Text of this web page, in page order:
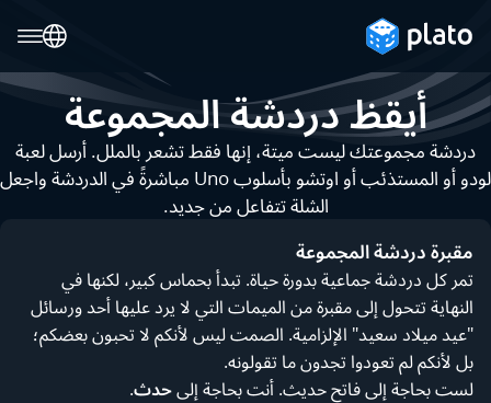
أيقظ دردشة المجموعة
دردشة مجموعتك ليست ميتة، إنها فقط تشعر بالملل. أرسل لعبة
لودو أو المستذئب أو اوتشو بأسلوب Uno مباشرةً في الدردشة واجعل
الشلة تتفاعل من جديد.
مقبرة دردشة المجموعة
تمر كل دردشة جماعية بدورة حياة. تبدأ بحماس كبير، لكنها في
النهاية تتحول إلى مقبرة من الميمات التي لا يرد عليها أحد ورسائل
"عيد ميلاد سعيد" الإلزامية. الصمت ليس لأنكم لا تحبون بعضكم؛
بل لأنكم لم تعودوا تجدون ما تقولونه.
لست بحاجة إلى فاتح حديث. أنت بحاجة إلىحدث.